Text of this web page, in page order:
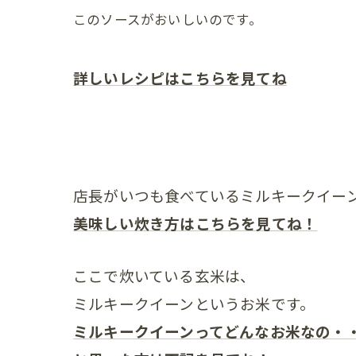
このソースがおいしいのです。
詳しいレシピはこちらを見てね
店長がいつも食べているミルキークイー
美味しい炊き方はこちらを見てね！
ここで炊いている玄米は、
ミルキークイーンというお米です。
ミルキークイーンってどんなお米なの・